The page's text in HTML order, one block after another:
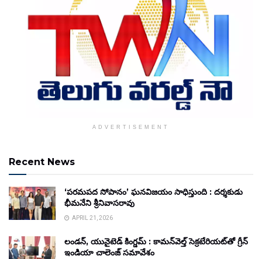
ADVERTISEMENT
Recent News
‘పరమపద సోపానం’ ఘనవిజయం సాధిస్తుంది : దర్శకుడు
భీమనేని శ్రీనివాసరావు
APRIL 21, 2026
లండన్, యునైటెడ్ కింగ్డమ్ : కామన్‌వెల్త్ సెక్రటేరియట్‌తో గ్రీన్
ఇండియా చాలెంజ్ సమావేశం